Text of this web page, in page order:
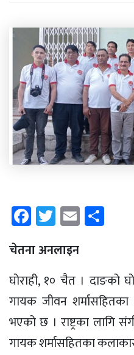
Facebook
Twitter
Email
चेतना अनलाइन
घोराही, १० चैत । दाङको
गायक जीवन
भएको छ । राष्ट्रका लागि
गायक शर्मासहितका